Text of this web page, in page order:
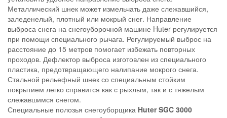
Металлический шнек может измельчать даже слежавшийся,
заледенелый, плотный или мокрый снег. Направление
выброса снега на снегоуборочной машине Huter регулируется
при помощи специального рычага. Регулируемый выброс на
расстояние до 15 метров помогает избежать повторных
проходов. Дефлектор выброса изготовлен из специального
пластика, предотвращающего налипание мокрого снега.
Стальной рельефный шнек со специальным стойким
покрытием легко справится как с рыхлым, так и с тяжелым
слежавшимся снегом.
Специальные полозья снегоуборщика Huter SGC 3000